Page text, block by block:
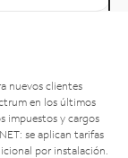
nuevos clientes
en los últimos
impuestos y cargos
se aplican tarifas
por instalación.